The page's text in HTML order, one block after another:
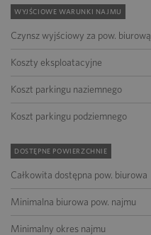
WYJŚCIOWE WARUNKI NAJMU
Czynsz wyjściowy za pow. biurową
Koszty eksploatacyjne
Koszt parkingu naziemnego
Koszt parkingu podziemnego
DOSTĘPNE POWIERZCHNIE
Całkowita dostępna pow. biurowa
Minimalna biurowa pow. najmu
Minimalny okres najmu